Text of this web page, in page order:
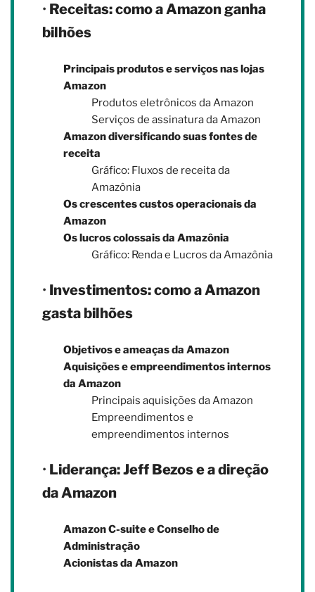
• Receitas: como a Amazon ganha
bilhões
Principais produtos e serviços nas lojas
Amazon
Produtos eletrônicos da Amazon
Serviços de assinatura da Amazon
Amazon diversificando suas fontes de
receita
Gráfico: Fluxos de receita da
Amazônia
Os crescentes custos operacionais da
Amazon
Os lucros colossais da Amazônia
Gráfico: Renda e Lucros da Amazônia
• Investimentos: como a Amazon
gasta bilhões
Objetivos e ameaças da Amazon
Aquisições e empreendimentos internos
da Amazon
Principais aquisições da Amazon
Empreendimentos e
empreendimentos internos
• Liderança: Jeff Bezos e a direção
da Amazon
Amazon C-suite e Conselho de
Administração
Acionistas da Amazon